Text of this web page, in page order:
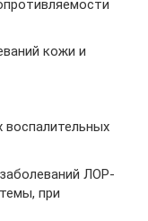
кожи и
воспалительных
ЛОР-
при